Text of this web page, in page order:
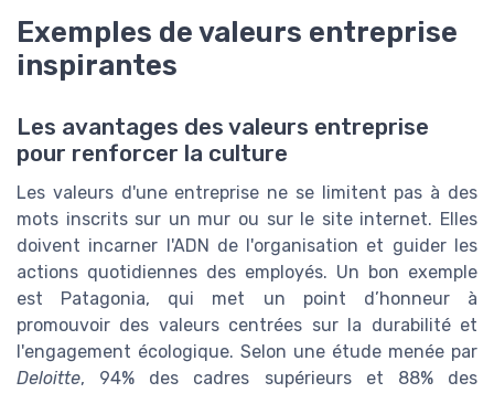
Exemples de valeurs entreprise
inspirantes
Les avantages des valeurs entreprise
pour renforcer la culture
Les valeurs d'une entreprise ne se limitent pas à des
mots inscrits sur un mur ou sur le site internet. Elles
doivent incarner l'ADN de l'organisation et guider les
actions quotidiennes des employés. Un bon exemple
est Patagonia, qui met un point d’honneur à
promouvoir des valeurs centrées sur la durabilité et
l'engagement écologique. Selon une étude menée par
Deloitte, 94% des cadres supérieurs et 88% des